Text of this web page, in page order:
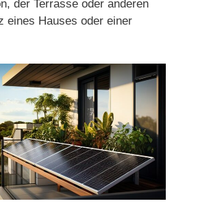
der Terrasse oder anderen
eines Hauses oder einer